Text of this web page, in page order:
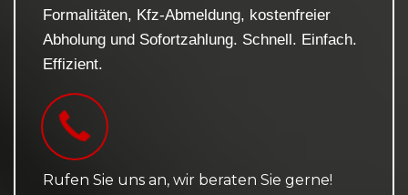
Formalitäten, Kfz-Abmeldung, kostenfreier
Abholung und Sofortzahlung. Schnell. Einfach.
Effizient.
Rufen Sie uns an, wir beraten Sie gerne!